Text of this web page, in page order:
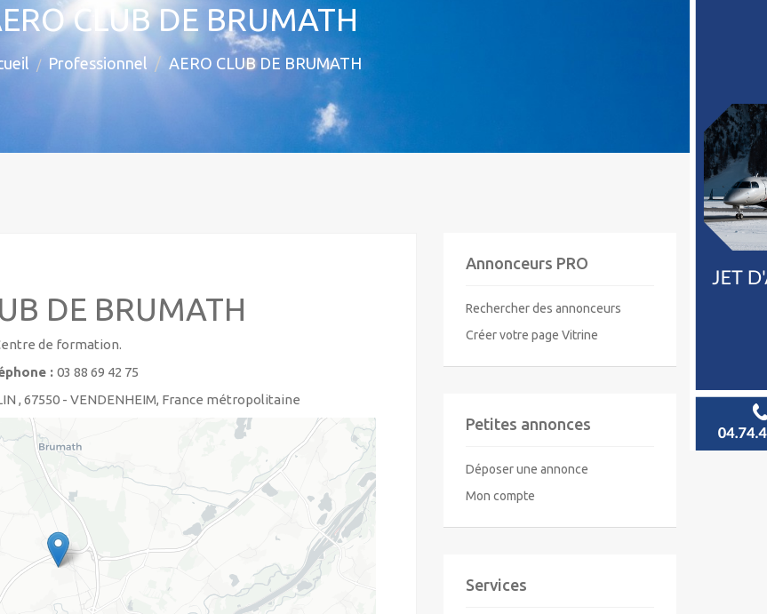
CLUB DE BRUMATH
Professionnel AERO CLUB DE BRUMATH
DE BRUMATH
de formation.
:03 88 69 42 75
, 67550 - VENDENHEIM, France métropolitaine
Annonceurs PRO
Rechercher des annonceurs
Créer votre page Vitrine
Petites annonces
Déposer une annonce
Mon compte
Services